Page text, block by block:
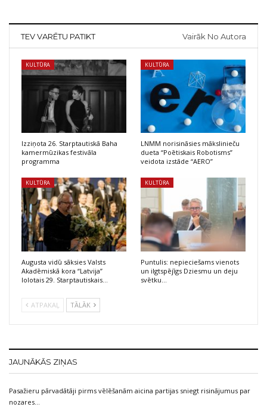
TEV VARĒTU PATIKT Vairāk No Autora
KULTŪRA
Izziņota 26. Starptautiskā Baha
kamermūzikas festivāla
programma
KULTŪRA
LNMM norisināsies mākslinieču
dueta “Poētiskais Robotisms”
veidota izstāde “AERO”
KULTŪRA
Augusta vidū sāksies Valsts
Akadēmiskā kora “Latvija”
lolotais 29. Starptautiskais…
KULTŪRA
Puntulis: nepieciešams vienots
un ilgtspējīgs Dziesmu un deju
svētku…
ATPAKAĻ TĀLĀK
JAUNĀKĀS ZIŅAS
Pasažieru pārvadātāji pirms vēlēšanām aicina partijas sniegt risinājumus par
nozares…